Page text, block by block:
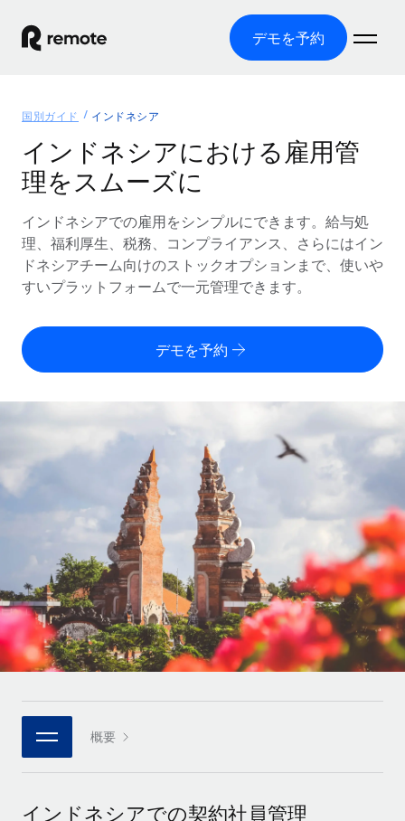
デモを予約
グローバル雇用
グローバル給与処理
コンプライアンス対応の給与処理を手軽に
Employer of Record（EOR）
グローバル展開をコストをかけずに実現
Contractor of Record
世界中の契約社員と法令を遵守して契約
PEO
複雑な雇用関連業務を外部委託
Remote統合
人事機能をワークフローにシームレスに統合する
プラットフォーム
チームのための人事の基本機能を内蔵
接続 新しい
当社のMCPを使用して、あらゆるAIツールをRemoteに接続
統合
基本的なビジネスツールを活用して業務プロセスを効率化す
ソリューション
各国の制度に対応
国別ガイド
/国別のグローバル雇用支援を検索する
Remoteを他社と比較
成長の段階
スタートアップ
成長中の企業向けのアジャイルなグローバルHR・給与処理ソ
リューション
ミッドマーケット
カスタマイズされた人事ソリューションでチームを拡大する
企業
大企業向けのグローバルHR
パートナーに登録
戦略的テクノロジーパートナー
グローバルな人事機能を柔軟に自社プラットフォームへ統合
当社とのパートナーシップの可能性を検討する
リソース
ツールと計算ツール
従業員コスト計算ツール
グローバルな契約社員向けに、通貨オプションと支払スピー
REMOTEで学習
リサーチおよびガイド
活用事例
HR用語集
チェックリストおよびテンプレート
職務内容ライブラリ
ウェビナー
イベント
ニュースルーム
価格
English
Español
Italiano
Português (Portugal)
日本語
한국어
ログイン
国別ガイド インドネシア
インドネシアにおける雇用管
理をスムーズに
インドネシアでの雇用をシンプルにできます。給与処
理、福利厚生、税務、コンプライアンス、さらにはイン
ドネシアチーム向けのストックオプションまで、使いや
すいプラットフォームで一元管理できます。
デモを予約
概要
インドネシアでの契約社員管理